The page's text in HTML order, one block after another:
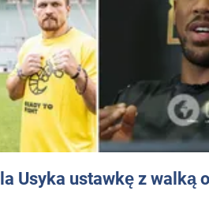
Usyka ustawkę z walką